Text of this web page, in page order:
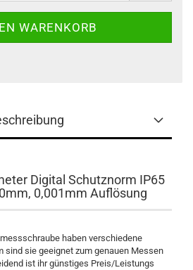
Digital Schutznorm IP65
0,001mm Auflösung
haben verschiedene
sind sie geeignet zum genauen Messen
ist ihr günstiges Preis/Leistungs